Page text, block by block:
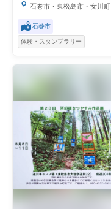
石巻市・東松島市・女川町
石巻市
体験・スタンプラリー